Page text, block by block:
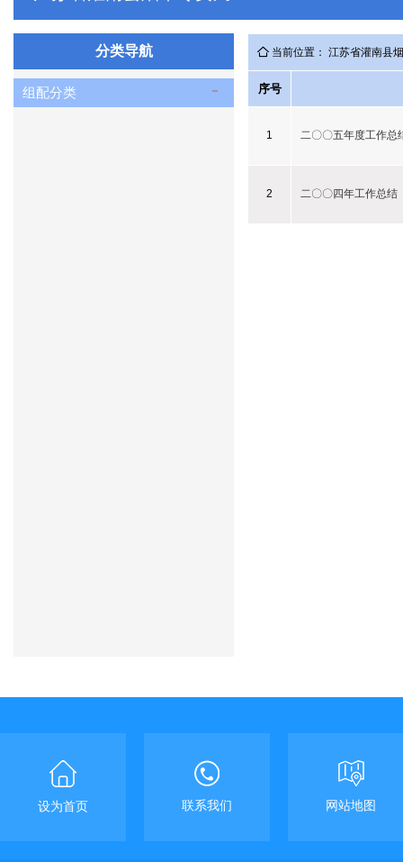
分类导航
组配分类
当前位置： 江苏省灌南县
序号
1 二〇〇五年度工作总
2 二〇〇四年工作总结
设为首页 联系我们 网站地图